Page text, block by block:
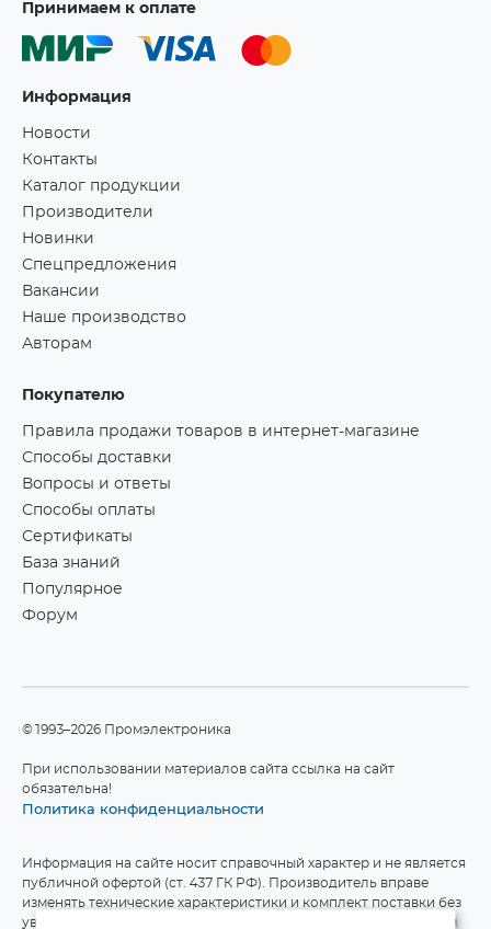
Принимаем к оплате
Информация
Новости
Контакты
Каталог продукции
Производители
Новинки
Спецпредложения
Вакансии
Наше производство
Авторам
Покупателю
Правила продажи товаров в интернет-магазине
Способы доставки
Вопросы и ответы
Способы оплаты
Сертификаты
База знаний
Популярное
Форум
©1993–2026 Промэлектроника
При использовании материалов сайта ссылка на сайт
обязательна!
Политика конфиденциальности
Информация на сайте носит справочный характер и не является
публичной офертой (ст. 437 ГК РФ). Производитель вправе
изменять технические характеристики и комплект поставки без
уведомления. Актуальные данные приведены на официальном